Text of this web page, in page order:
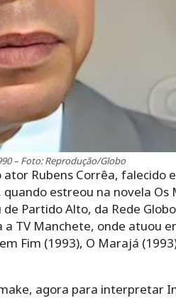
– Foto: Reprodução/Globo
Rubens Corrêa, falecido
estreou na novela Os
Partido Alto, da Rede
TV Manchete, onde atuou
Fim (1993), O Marajá
agora para interpretar